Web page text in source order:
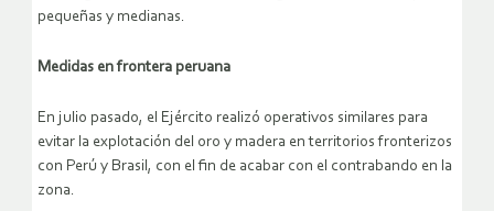
pequeñas y medianas.
Medidas en frontera peruana
En julio pasado, el Ejército realizó operativos similares para
evitar la explotación del oro y madera en territorios fronterizos
con Perú y Brasil, con el fin de acabar con el contrabando en la
zona.